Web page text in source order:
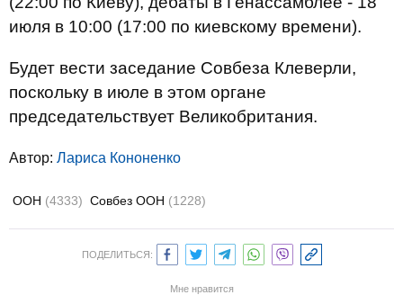
июля в 10:00 (17:00 по киевскому времени).
Будет вести заседание Совбеза Клеверли,
поскольку в июле в этом органе
председательствует Великобритания.
Автор: Лариса Кононенко
ООН (4333) Совбез ООН (1228)
ПОДЕЛИТЬСЯ:
Мне нравится